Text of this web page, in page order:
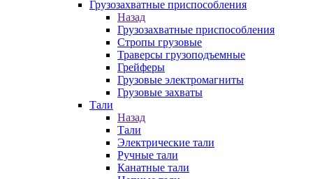
Грузозахватные приспособления
Назад
Грузозахватные приспособления
Стропы грузовые
Траверсы грузоподъемные
Грейферы
Грузовые электромагниты
Грузовые захваты
Тали
Назад
Тали
Электрические тали
Ручные тали
Канатные тали